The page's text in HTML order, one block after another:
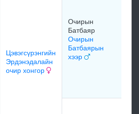
Цэвэгсүрэнгийн
Эрдэнэдалайн
очир хонгор
Очирын
Батбаяр
Очирын
Батбаярын
хээр